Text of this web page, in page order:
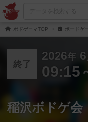
ボドゲーマTOP ボードゲ
終了
2026年 6
09:15
稲沢ボドゲ会